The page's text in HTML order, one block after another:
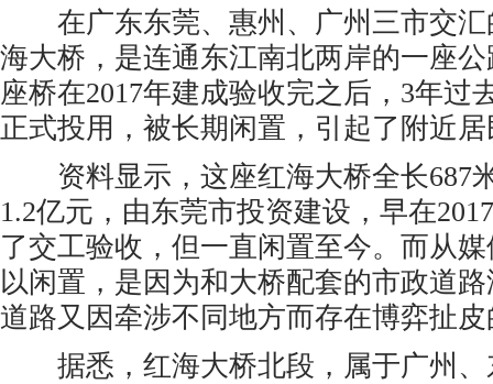
在广东东莞、惠州、广州三市交汇
海大桥，是连通东江南北两岸的一座
座桥在2017年建成验收完之后，3年过
正式投用，被长期闲置，引起了附近
资料显示，这座红海大桥全长687
1.2亿元，由东莞市投资建设，早在
了交工验收，但一直闲置至今。而从
以闲置，是因为和大桥配套的市政道
道路又因牵涉不同地方而存在博弈扯
据悉，红海大桥北段，属于广州、